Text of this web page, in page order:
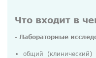
Что входит в
- Лабораторные
общий (клинический)